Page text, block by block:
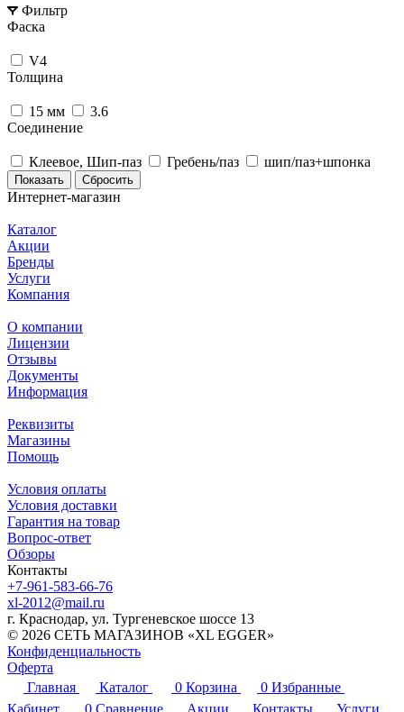
Фильтр
Фаска
V4
Толщина
15 мм
3.6
Соединение
Клеевое, Шип-паз Гребень/паз шип/паз+шпонка
Сбросить
Интернет-магазин
Каталог
Акции
Бренды
Услуги
Компания
О компании
Лицензии
Отзывы
Документы
Информация
Реквизиты
Магазины
Помощь
Условия оплаты
Условия доставки
Гарантия на товар
Вопрос-ответ
Обзоры
Контакты
+7-961-583-66-76
xl-2012@mail.ru
г. Краснодар, ул. Тургеневское шоссе 13
© 2026 СЕТЬ МАГАЗИНОВ «XL EGGER»
Конфиденциальность
Оферта
Главная
Каталог 0 Корзина 0 Избранные
Кабинет
0 Сравнение Акции Контакты Услуги